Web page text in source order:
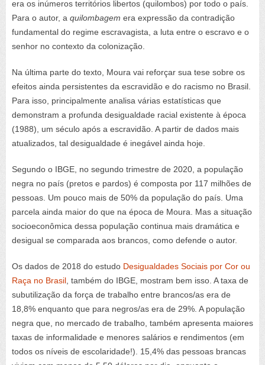
era os inúmeros territórios libertos (quilombos) por todo o país.
Para o autor, a quilombagem era expressão da contradição
fundamental do regime escravagista, a luta entre o escravo e o
senhor no contexto da colonização.
Na última parte do texto, Moura vai reforçar sua tese sobre os
efeitos ainda persistentes da escravidão e do racismo no Brasil.
Para isso, principalmente analisa várias estatísticas que
demonstram a profunda desigualdade racial existente à época
(1988), um século após a escravidão. A partir de dados mais
atualizados, tal desigualdade é inegável ainda hoje.
Segundo o IBGE, no segundo trimestre de 2020, a população
negra no país (pretos e pardos) é composta por 117 milhões de
pessoas. Um pouco mais de 50% da população do país. Uma
parcela ainda maior do que na época de Moura. Mas a situação
socioeconômica dessa população continua mais dramática e
desigual se comparada aos brancos, como defende o autor.
Os dados de 2018 do estudo Desigualdades Sociais por Cor ou
Raça no Brasil , também do IBGE, mostram bem isso. A taxa de
subutilização da força de trabalho entre brancos/as era de
18,8% enquanto que para negros/as era de 29%. A população
negra que, no mercado de trabalho, também apresenta maiores
taxas de informalidade e menores salários e rendimentos (em
todos os níveis de escolaridade!). 15,4% das pessoas brancas